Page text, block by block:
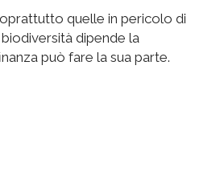
quelle in pericolo di
dipende la
può fare la sua parte.